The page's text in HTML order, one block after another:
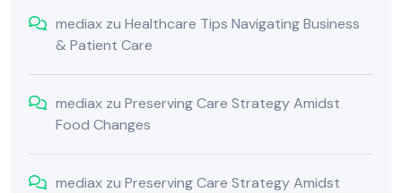
mediax zu Healthcare Tips Navigating Business
& Patient Care
mediax zu Preserving Care Strategy Amidst
Food Changes
mediax zu Preserving Care Strategy Amidst